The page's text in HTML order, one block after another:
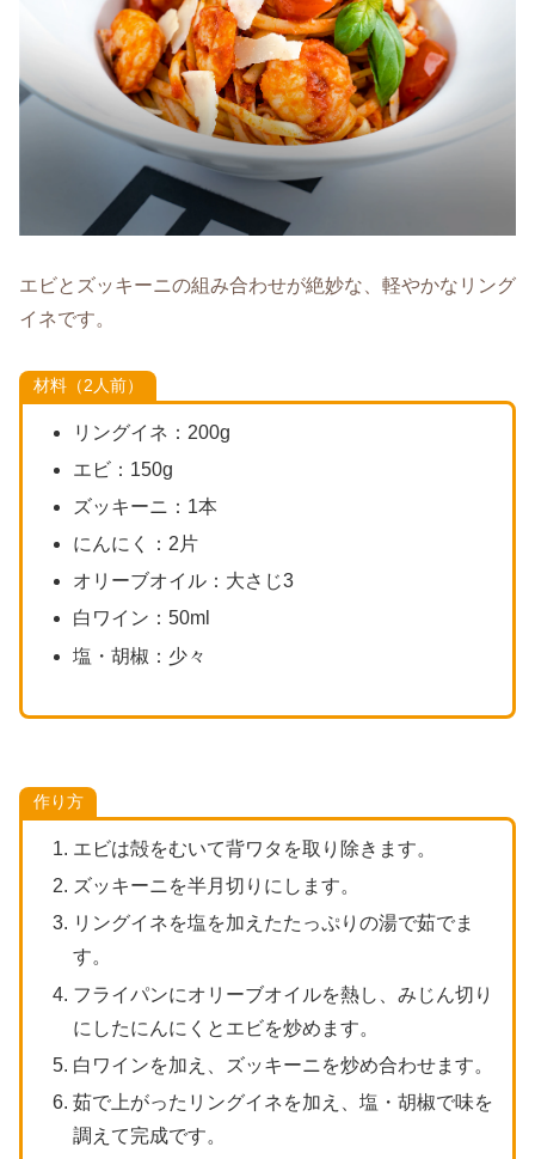
エビとズッキーニの組み合わせが絶妙な、軽やかなリング
イネです。
材料（2人前）
リングイネ：200g
エビ：150g
ズッキーニ：1本
にんにく：2片
オリーブオイル：大さじ3
白ワイン：50ml
塩・胡椒：少々
作り方
エビは殻をむいて背ワタを取り除きます。
ズッキーニを半月切りにします。
リングイネを塩を加えたたっぷりの湯で茹でま
す。
フライパンにオリーブオイルを熱し、みじん切り
にしたにんにくとエビを炒めます。
白ワインを加え、ズッキーニを炒め合わせます。
茹で上がったリングイネを加え、塩・胡椒で味を
調えて完成です。